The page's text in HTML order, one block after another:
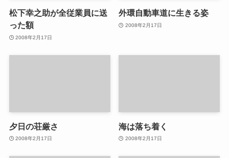
松下幸之助が全従業員に送
った額
2008年2月17日
外環自動車道に生きる姿
2008年2月17日
夕日の荘厳さ
2008年2月17日
海は落ち着く
2008年2月17日